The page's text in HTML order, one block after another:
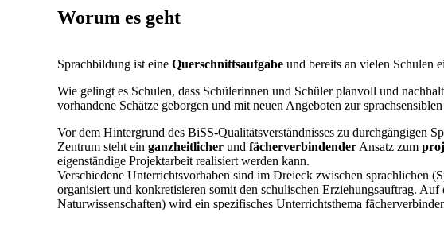
Worum es geht
Sprachbildung ist eine Querschnittsaufgabe und bereits an vielen Schulen
Wie gelingt es Schulen, dass Schülerinnen und Schüler planvoll und
vorhandene Schätze geborgen und mit neuen Angeboten zur
Vor dem Hintergrund des BiSS-Qualitätsverständnisses zu durchgängigen
Zentrum steht ein ganzheitlicher und fächerverbindender Ansatz zum
eigenständige Projektarbeit realisiert werden kann.
Verschiedene Unterrichtsvorhaben sind im Dreieck zwischen
organisiert und konkretisieren somit den schulischen Erziehungsauftrag.
Naturwissenschaften) wird ein spezifisches Unterrichtsthema